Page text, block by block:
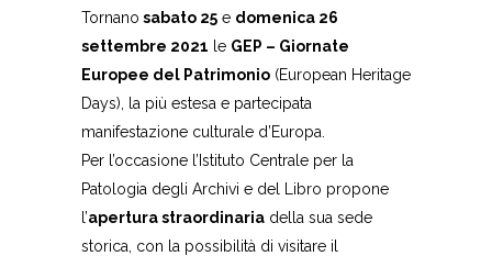
Tornano sabato 25 e domenica 26
settembre 2021 le GEP – Giornate
Europee del Patrimonio (European Heritage
Days), la più estesa e partecipata
manifestazione culturale d’Europa.
Per l’occasione l’Istituto Centrale per la
Patologia degli Archivi e del Libro propone
l’apertura straordinaria della sua sede
storica, con la possibilità di visitare il